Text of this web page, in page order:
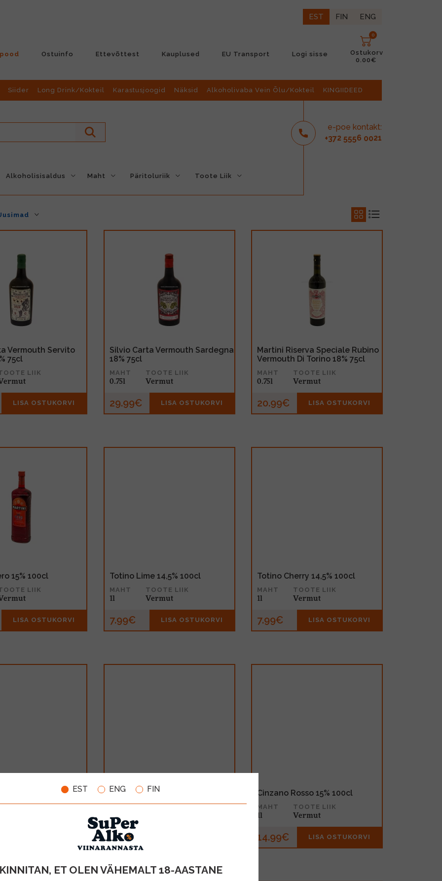
EST ENG FIN
KINNITAN, ET OLEN VÄHEMALT 18-AASTANE
EST FIN ENG
Ostuinfo Ettevõttest Kauplused EU Transport Logi sisse
0
Ostukorv
0.00€
Siider Long Drink/Kokteil Karastusjoogid Näksid Alkoholivaba Vein Õlu/Kokteil KINGIIDEED
e-poe kontakt:
+372 5556 0021
Alkoholisisaldus Maht Päritoluriik Toote Liik
Vermouth Servito
75cl
LIIK
LISA OSTUKORVI
Silvio Carta Vermouth Sardegna
18% 75cl
MAHT
0.75l
TOOTE LIIK
Vermut
29.99€ LISA OSTUKORVI
Martini Riserva Speciale Rubino
Vermouth Di Torino 18% 75cl
MAHT
0.75l
TOOTE LIIK
Vermut
20.99€ LISA OSTUKORVI
15% 100cl
LIIK
LISA OSTUKORVI
Totino Lime 14,5% 100cl
MAHT
1l
TOOTE LIIK
Vermut
7.99€ LISA OSTUKORVI
Totino Cherry 14,5% 100cl
MAHT
1l
TOOTE LIIK
Vermut
7.99€ LISA OSTUKORVI
14,5% 100cl Cinzano Bianco 15% 100cl
1l
14.99€
Cinzano Rosso 15% 100cl
MAHT
1l
TOOTE LIIK
Vermut
14.99€ LISA OSTUKORVI